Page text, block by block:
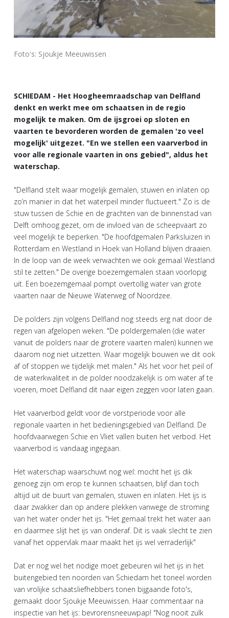
Foto's: Sjoukje Meeuwissen
SCHIEDAM - Het Hoogheemraadschap van Delfland
denkt en werkt mee om schaatsen in de regio
mogelijk te maken. Om de ijsgroei op sloten en
vaarten te bevorderen worden de gemalen 'zo veel
mogelijk' uitgezet. "En we stellen een vaarverbod in
voor alle regionale vaarten in ons gebied", aldus het
waterschap.
"Delfland stelt waar mogelijk gemalen, stuwen en inlaten op
zo’n manier in dat het waterpeil minder fluctueert." Zo is de
stuw tussen de Schie en de grachten van de binnenstad van
Delft omhoog gezet, om de invloed van de scheepvaart zo
veel mogelijk te beperken. "De hoofdgemalen Parksluizen in
Rotterdam en Westland in Hoek van Holland blijven draaien.
In de loop van de week verwachten we ook gemaal Westland
stil te zetten." De overige boezemgemalen staan voorlopig
uit. Een boezemgemaal pompt overtollig water van grote
vaarten naar de Nieuwe Waterweg of Noordzee.
De polders zijn volgens Delfland nog steeds erg nat door de
regen van afgelopen weken. "De poldergemalen (die water
vanuit de polders naar de grotere vaarten malen) kunnen we
daarom nog niet uitzetten. Waar mogelijk bouwen we dit ook
af of stoppen we tijdelijk met malen." Als het voor het peil of
de waterkwaliteit in de polder noodzakelijk is om water af te
voeren, moet Delfland dit naar eigen zeggen voor laten gaan.
Het vaarverbod geldt voor de vorstperiode voor alle
regionale vaarten in het bedieningsgebied van Delfland. De
hoofdvaarwegen Schie en Vliet vallen buiten het verbod. Het
vaarverbod is vandaag ingegaan.
Het waterschap waarschuwt nog wel: mocht het ijs dik
genoeg zijn om erop te kunnen schaatsen, blijf dan toch
altijd uit de buurt van gemalen, stuwen en inlaten. Het ijs is
daar zwakker dan op andere plekken vanwege de stroming
van het water onder het ijs. "Het gemaal trekt het water aan
en daarmee slijt het ijs van onderaf. Dit is vaak slecht te zien
vanaf het oppervlak maar maakt het ijs wel verraderlijk"
Dat er nog wel het nodige moet gebeuren wil het ijs in het
buitengebied ten noorden van Schiedam het toneel worden
van vrolijke schaatsliefhebbers tonen bijgaande foto's,
gemaakt door Sjoukje Meeuwissen. Haar commentaar na
inspectie van het ijs: bevrorensneeuwpap! "Nog nooit zulk